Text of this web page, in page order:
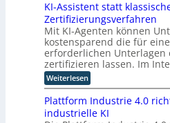
E
O
o
r
t
e
n
c
o
m
p
u
t
n
g
-
E
i
n
s
a
t
z
n
i
KI-Assistent statt
Zertifizierungsverfahren
Mit KI-Agenten können
kostensparend die für
erforderlichen Unterlagen
zertifizieren lassen. Im
Weiterlesen:
K
A
Plattform Industrie 4.0
industrielle KI